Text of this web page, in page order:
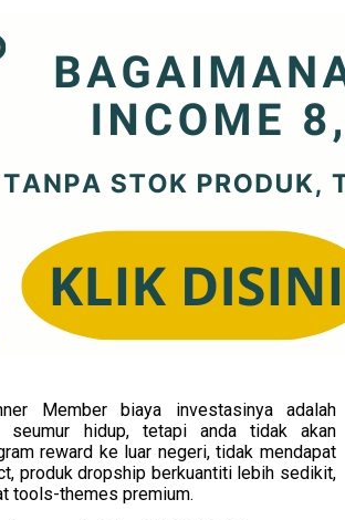
Member biaya investasinya adalah
seumur hidup, tetapi anda tidak akan
reward ke luar negeri, tidak mendapat
produk dropship berkuantiti lebih sedikit,
tools-themes premium.